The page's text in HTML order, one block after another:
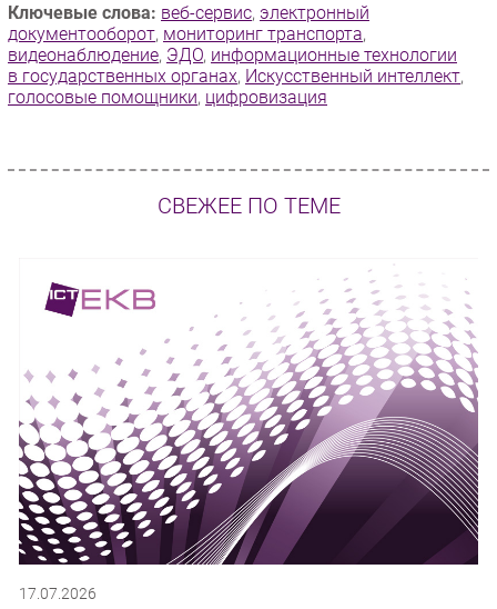
Ключевые слова: веб-сервис, электронный
документооборот, мониторинг транспорта,
видеонаблюдение, ЭДО, информационные технологии
в государственных органах, Искусственный интеллект,
голосовые помощники, цифровизация
СВЕЖЕЕ ПО ТЕМЕ
17.07.2026